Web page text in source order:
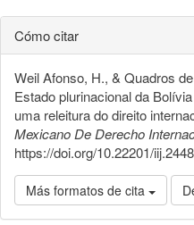
Cómo citar
Weil Afonso, H., & Quadros
Estado plurinacional da
uma releitura do direito
Mexicano De Derecho
https://doi.org/10.22201/
Más formatos de cita